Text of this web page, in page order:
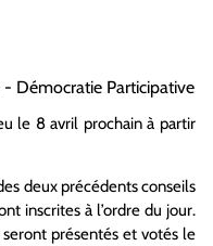
Démocratie Participative
le 8 avril prochain à partir
deux précédents conseils
inscrites à l’ordre du jour.
présentés et votés le